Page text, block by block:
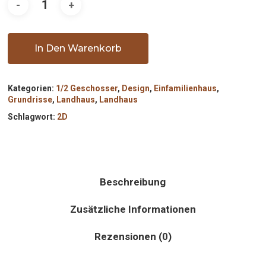
In Den Warenkorb
Kategorien: 1/2 Geschosser, Design, Einfamilienhaus,
Grundrisse, Landhaus, Landhaus
Schlagwort: 2D
Beschreibung
Zusätzliche Informationen
Rezensionen (0)